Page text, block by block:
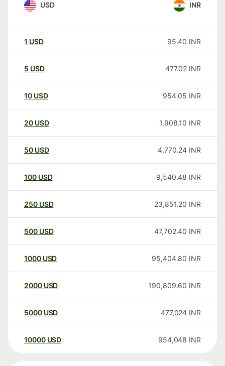
USD INR
1 USD 95.40 INR
5 USD 477.02 INR
10 USD 954.05 INR
20 USD 1,908.10 INR
50 USD 4,770.24 INR
100 USD 9,540.48 INR
250 USD 23,851.20 INR
500 USD 47,702.40 INR
1000 USD 95,404.80 INR
2000 USD 190,809.60 INR
5000 USD 477,024 INR
10000 USD 954,048 INR